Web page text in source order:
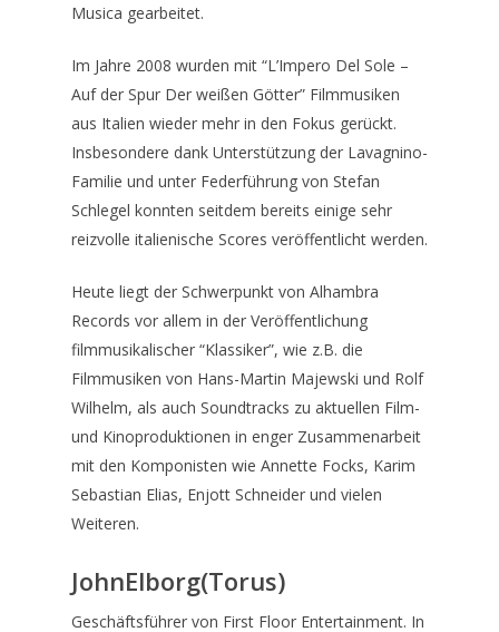
Musica gearbeitet.
Im Jahre 2008 wurden mit “L’Impero Del Sole –
Auf der Spur Der weißen Götter” Filmmusiken
aus Italien wieder mehr in den Fokus gerückt.
Insbesondere dank Unterstützung der Lavagnino-
Familie und unter Federführung von Stefan
Schlegel konnten seitdem bereits einige sehr
reizvolle italienische Scores veröffentlicht werden.
Heute liegt der Schwerpunkt von Alhambra
Records vor allem in der Veröffentlichung
filmmusikalischer “Klassiker”, wie z.B. die
Filmmusiken von Hans-Martin Majewski und Rolf
Wilhelm, als auch Soundtracks zu aktuellen Film-
und Kinoproduktionen in enger Zusammenarbeit
mit den Komponisten wie Annette Focks, Karim
Sebastian Elias, Enjott Schneider und vielen
Weiteren.
JohnElborg(Torus)
Geschäftsführer von First Floor Entertainment. In